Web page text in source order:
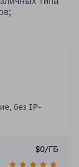
без IP-
$0/ГБ